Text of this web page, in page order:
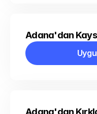
Adana'dan
Adana'dan